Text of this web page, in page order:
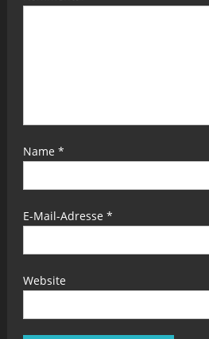
Name *
E-Mail-Adresse *
Website